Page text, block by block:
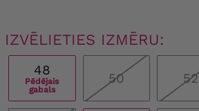
IZVĒLIETIES IZMĒRU:
48
Pēdējais
gabals
50 52